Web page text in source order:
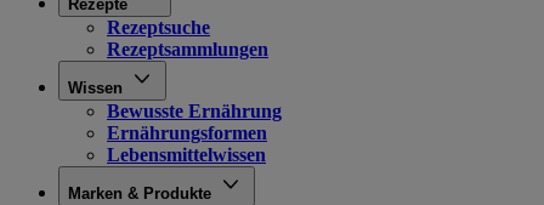
Rezepte
Rezeptsuche
Rezeptsammlungen
Wissen
Bewusste Ernährung
Ernährungsformen
Lebensmittelwissen
Marken & Produkte